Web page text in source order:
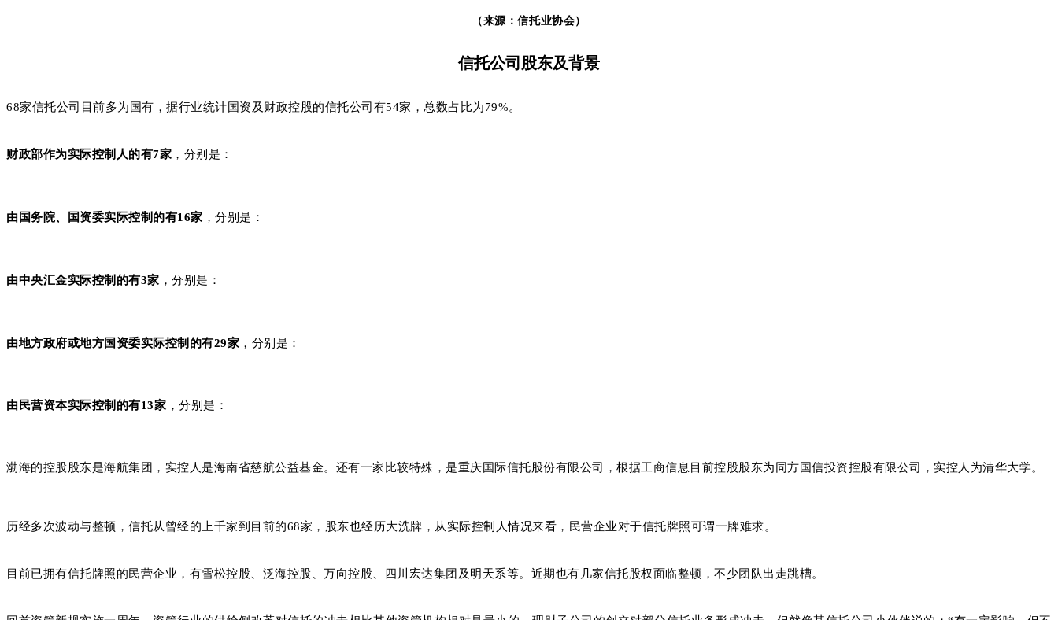
（来源：信托业协会）
信托公司股东及背景
68家信托公司目前多为国有，据行业统计国资及财政控股的信托公司有54家，总数占比为79%。
财政部作为实际控制人的有7家 ，分别是：
由国务院、国资委实际控制的有16家 ，分别是：
由中央汇金实际控制的有3家 ，分别是：
由地方政府或地方国资委实际控制的有29家 ，分别是：
由民营资本实际控制的有13家 ，分别是：
渤海的控股股东是海航集团，实控人是海南省慈航公益基金。还有一家比较特殊，是重庆国际信托股份有限公司，根据工商信息目前控股股东为同方国信投资控股有限公司，实控人为清华大学。
历经多次波动与整顿，信托从曾经的上千家到目前的68家，股东也经历大洗牌，从实际控制人情况来看，民营企业对于信托牌照可谓一牌难求。
目前已拥有信托牌照的民营企业，有雪松控股、泛海控股、万向控股、四川宏达集团及明天系等。近期也有几家信托股权面临整顿，不少团队出走跳槽。